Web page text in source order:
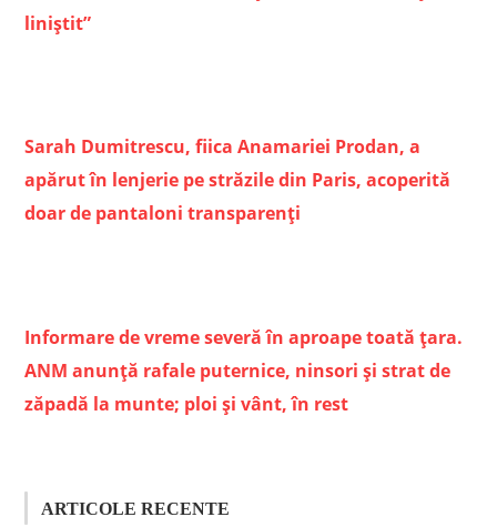
liniștit”
Sarah Dumitrescu, fiica Anamariei Prodan, a
apărut în lenjerie pe străzile din Paris, acoperită
doar de pantaloni transparenți
Informare de vreme severă în aproape toată ţara.
ANM anunţă rafale puternice, ninsori şi strat de
zăpadă la munte; ploi şi vânt, în rest
ARTICOLE RECENTE